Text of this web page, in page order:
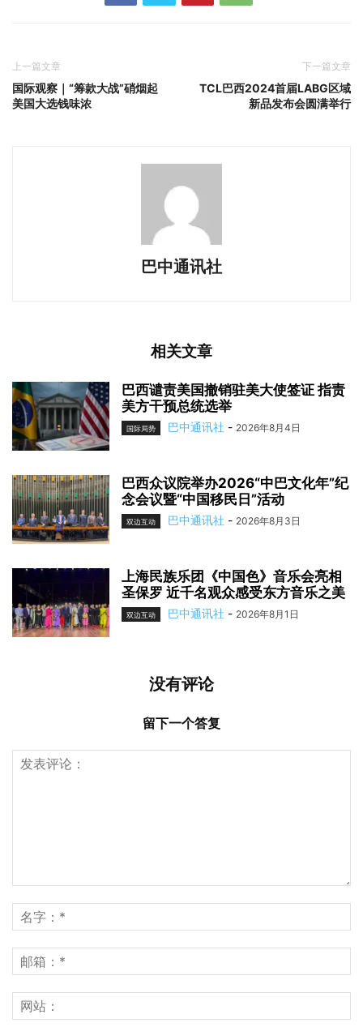
上一篇文章
国际观察｜“筹款大战”硝烟起
美国大选钱味浓
下一篇文章
TCL巴西2024首届LABG区域
新品发布会圆满举行
巴中通讯社
相关文章
巴西谴责美国撤销驻美大使签证 指责
美方干预总统选举
国际局势 巴中通讯社 - 2026年8月4日
巴西众议院举办2026“中巴文化年”纪
念会议暨“中国移民日”活动
双边互动 巴中通讯社 - 2026年8月3日
上海民族乐团《中国色》音乐会亮相
圣保罗 近千名观众感受东方音乐之美
双边互动 巴中通讯社 - 2026年8月1日
没有评论
留下一个答复